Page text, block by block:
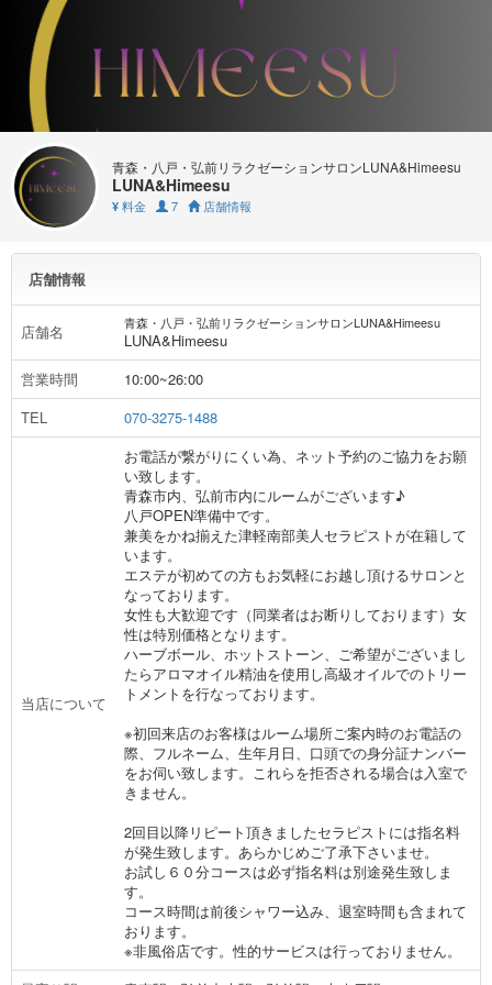
青森・八戸・弘前リラクゼーションサロンLUNA&Himeesu
LUNA&Himeesu
¥ 料金 7 店舗情報
店舗情報
店舗名 青森・八戸・弘前リラクゼーションサロンLUNA&Himeesu
LUNA&Himeesu
営業時間
10:00~26:00
TEL
070-3275-1488
当店について
お電話が繋がりにくい為、ネット予約のご協力をお願
い致します。
青森市内、弘前市内にルームがございます♪
八戸OPEN準備中です。
兼美をかね揃えた津軽南部美人セラピストが在籍して
います。
エステが初めての方もお気軽にお越し頂けるサロンと
なっております。
女性も大歓迎です（同業者はお断りしております）女
性は特別価格となります。
ハーブボール、ホットストーン、ご希望がございまし
たらアロマオイル精油を使用し高級オイルでのトリー
トメントを行なっております。
※初回来店のお客様はルーム場所ご案内時のお電話の
際、フルネーム、生年月日、口頭での身分証ナンバー
をお伺い致します。これらを拒否される場合は入室で
きません。
2回目以降リピート頂きましたセラピストには指名料
が発生致します。あらかじめご了承下さいませ。
お試し６０分コースは必ず指名料は別途発生致しま
す。
コース時間は前後シャワー込み、退室時間も含まれて
おります。
※非風俗店です。性的サービスは行っておりません。